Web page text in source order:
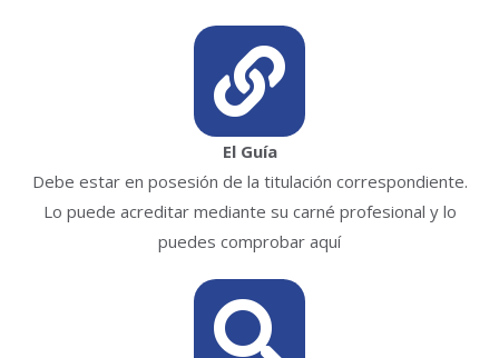
El Guía
Debe estar en posesión de la titulación correspondiente.
Lo puede acreditar mediante su carné profesional y lo
puedes comprobar aquí